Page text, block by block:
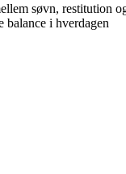
søvn, restitution
balance i hverdagen